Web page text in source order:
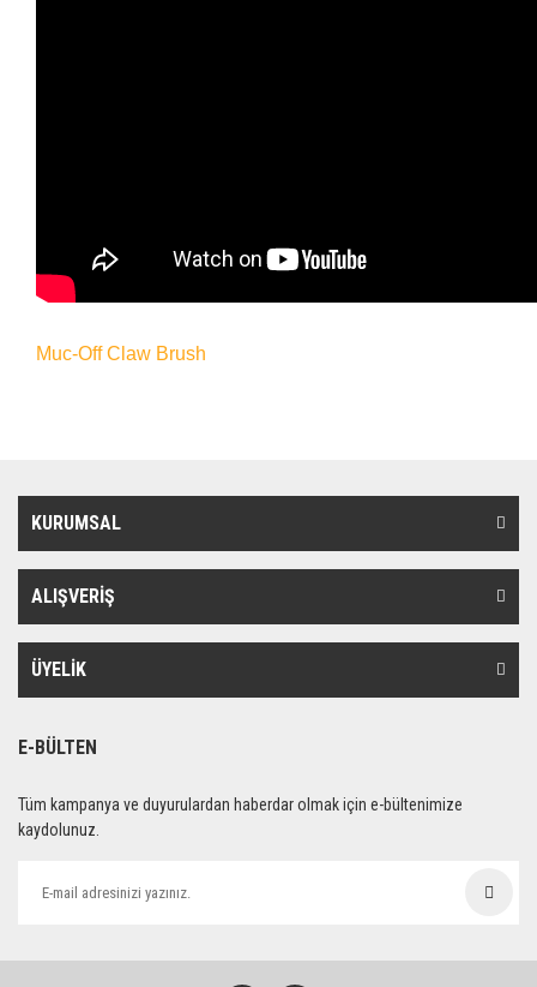
Muc-Off Claw Brush
KURUMSAL
ALIŞVERİŞ
ÜYELİK
E-BÜLTEN
Tüm kampanya ve duyurulardan haberdar olmak için e-bültenimize
kaydolunuz.